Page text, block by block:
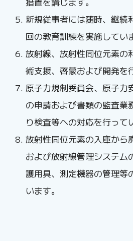
新規従事者には随時、継続
回の教育訓練を実施してい
放射線、放射性同位元素の
術支援、啓蒙および開発を
原子力規制委員会、原子力
の申請および書類の監査業
り検査等への対応を行って
放射性同位元素の入庫から
および放射線管理システム
護用具、測定機器の管理等
います。